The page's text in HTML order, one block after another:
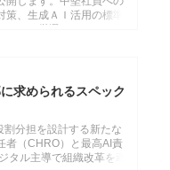
、生成ＡＩ活用の標準
求められるスペック
分担を設計する新たな
者（CHRO）と最高AI責
タル主導で組織改革を牽